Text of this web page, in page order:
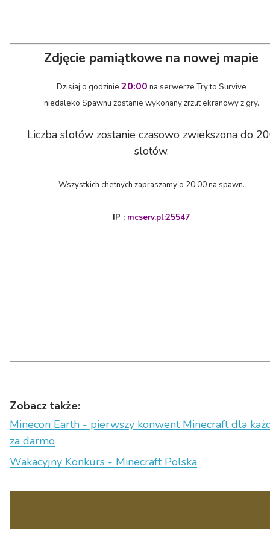
Zdjęcie pamiątkowe na nowej mapie
Dzisiaj o godzinie 20:00 na serwerze Try to Survive
niedaleko Spawnu zostanie wykonany zrzut ekranowy z gry.
Liczba slotów zostanie czasowo zwiekszona do
slotów.
Wszystkich chetnych zapraszamy o 20:00 na spawn.
IP : mcserv.pl:25547
Zobacz także:
Minecon Earth - pierwszy konwent Minecraft dla
za darmo
Wakacyjny Konkurs - Minecraft Polska